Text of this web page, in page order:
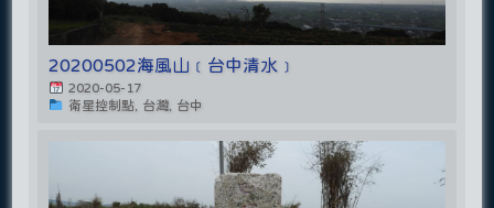
20200502海風山﹝台中清水﹞
2020-05-17
衛星控制點, 台灣, 台中